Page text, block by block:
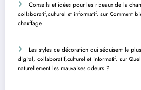
Conseils et idées pour les rideaux de la
collaboratif,culturel et informatif. sur Comment
chauffage
Les styles de décoration qui séduisent le
digital, collaboratif,culturel et informatif. sur
naturellement les mauvaises odeurs ?